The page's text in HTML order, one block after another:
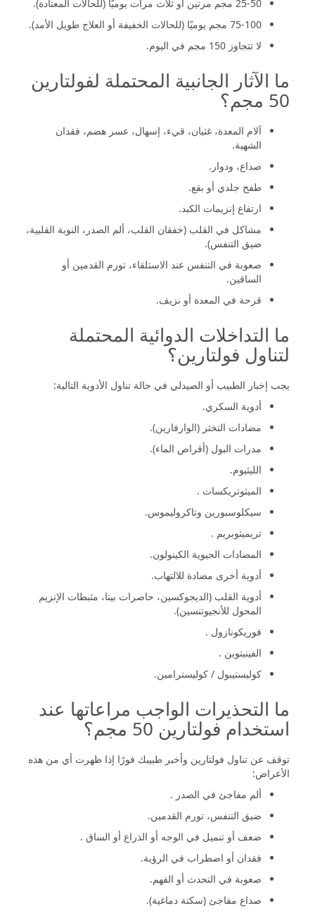
25-50 مجم مرتين أو ثلاث مرات يوميًا (للحالات المعتادة).
75-100 مجم يوميًا (للحالات الخفيفة أو العلاج طويل الأمد).
لا تتجاوز 150 مجم في اليوم.
ما الآثار الجانبية المحتملة لفولتارين
50 مجم؟
آلام المعدة، غثيان، قيء، إسهال، عسر هضم، فقدان
الشهية.
صداع، ودوار.
طفح جلدي أو بقع.
ارتفاع إنزيمات الكبد.
مشاكل في القلب (خفقان القلب، ألم الصدر، النوبة القلبية،
ضيق التنفس).
صعوبة في التنفس عند الاستلقاء، تورم القدمين أو
الساقين.
قرحة في المعدة أو نزيف.
ما التداخلات الدوائية المحتملة
لتناول فولتارين؟
يجب إخبار الطبيب أو الصيدلي في حالة تناول الأدوية التالية:
أدوية السكري.
مضادات التخثر (الوارفارين).
مدرات البول (أقراص الماء).
الليثيوم.
الميثوتريكسات .
سيكلوسبورين وتاكروليموس.
تريميثوبريم .
المضادات الحيوية الكينولون.
أدوية أخرى مضادة للالتهاب.
أدوية القلب (الديجوكسين، حاصرات بيتا، مثبطات الإنزيم
المحول للأنجيوتنسين).
فوريكونازول .
الفينيتوين .
كوليستيبول / كوليسترامين.
ما التحذيرات الواجب مراعاتها عند
استخدام فولتارين 50 مجم؟
توقف عن تناول فولتارين وأخبر طبيبك فورًا إذا ظهرت أي من هذه
الأعراض:
ألم مفاجئ في الصدر .
ضيق التنفس، تورم القدمين.
ضعف أو تنميل في الوجه أو الذراع أو الساق .
فقدان أو اضطراب في الرؤية.
صعوبة في التحدث أو الفهم.
صداع مفاجئ (سكتة دماغية).